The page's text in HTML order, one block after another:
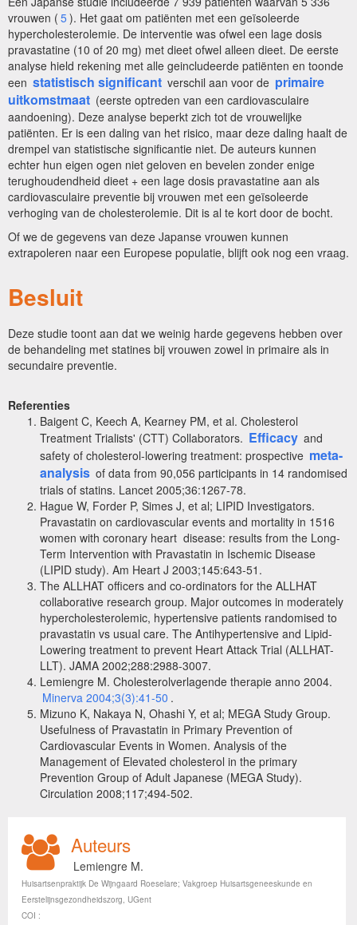
vrouwen ( 5). Het gaat om patiënten met een geïsoleerde
hypercholesterolemie. De interventie was ofwel een lage dosis
pravastatine (10 of 20 mg) met dieet ofwel alleen dieet. De eerste
analyse hield rekening met alle geincludeerde patiënten en toonde
een statistisch significant verschil aan voor de primaire
uitkomstmaat (eerste optreden van een cardiovasculaire
aandoening). Deze analyse beperkt zich tot de vrouwelijke
patiënten. Er is een daling van het risico, maar deze daling haalt de
drempel van statistische significantie niet. De auteurs kunnen
echter hun eigen ogen niet geloven en bevelen zonder enige
terughoudendheid dieet + een lage dosis pravastatine aan als
cardiovasculaire preventie bij vrouwen met een geïsoleerde
verhoging van de cholesterolemie. Dit is al te kort door de bocht.
Of we de gegevens van deze Japanse vrouwen kunnen
extrapoleren naar een Europese populatie, blijft ook nog een vraag.
Besluit
Deze studie toont aan dat we weinig harde gegevens hebben over
de behandeling met statines bij vrouwen zowel in primaire als in
secundaire preventie.
Referenties
Baigent C, Keech A, Kearney PM, et al. Cholesterol
Treatment Trialists' (CTT) Collaborators. Efficacy and
safety of cholesterol-lowering treatment: prospective meta-
analysis of data from 90,056 participants in 14 randomised
trials of statins. Lancet 2005;36:1267-78.
Hague W, Forder P, Simes J, et al; LIPID Investigators.
Pravastatin on cardiovascular events and mortality in 1516
women with coronary heart disease: results from the Long-
Term Intervention with Pravastatin in Ischemic Disease
(LIPID study). Am Heart J 2003;145:643-51.
The ALLHAT officers and co-ordinators for the ALLHAT
collaborative research group. Major outcomes in moderately
hypercholesterolemic, hypertensive patients randomised to
pravastatin vs usual care. The Antihypertensive and Lipid-
Lowering treatment to prevent Heart Attack Trial (ALLHAT-
LLT). JAMA 2002;288:2988-3007.
Lemiengre M. Cholesterolverlagende therapie anno 2004.
Minerva 2004;3(3):41-50 .
Mizuno K, Nakaya N, Ohashi Y, et al; MEGA Study Group.
Usefulness of Pravastatin in Primary Prevention of
Cardiovascular Events in Women. Analysis of the
Management of Elevated cholesterol in the primary
Prevention Group of Adult Japanese (MEGA Study).
Circulation 2008;117;494-502.
Auteurs
Lemiengre M.
Huisartsenpraktijk De Wijngaard Roeselare; Vakgroep Huisartsgeneeskunde en
Eerstelijnsgezondheidszorg, UGent
COI :